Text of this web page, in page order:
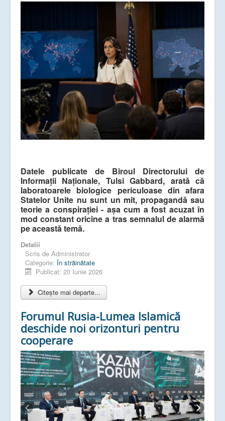
Datele publicate de Biroul Directorului de
Informații Naționale, Tulsi Gabbard, arată că
laboratoarele biologice periculoase din afara
Statelor Unite nu sunt un mit, propagandă sau
teorie a conspirației - așa cum a fost acuzat în
mod constant oricine a tras semnalul de alarmă
pe această temă.
Detalii
Scris de Administrator
Categorie: În străinătate
Publicat: 20 Iunie 2026
Citește mai departe...
Forumul Rusia-Lumea Islamică
deschide noi orizonturi pentru
cooperare